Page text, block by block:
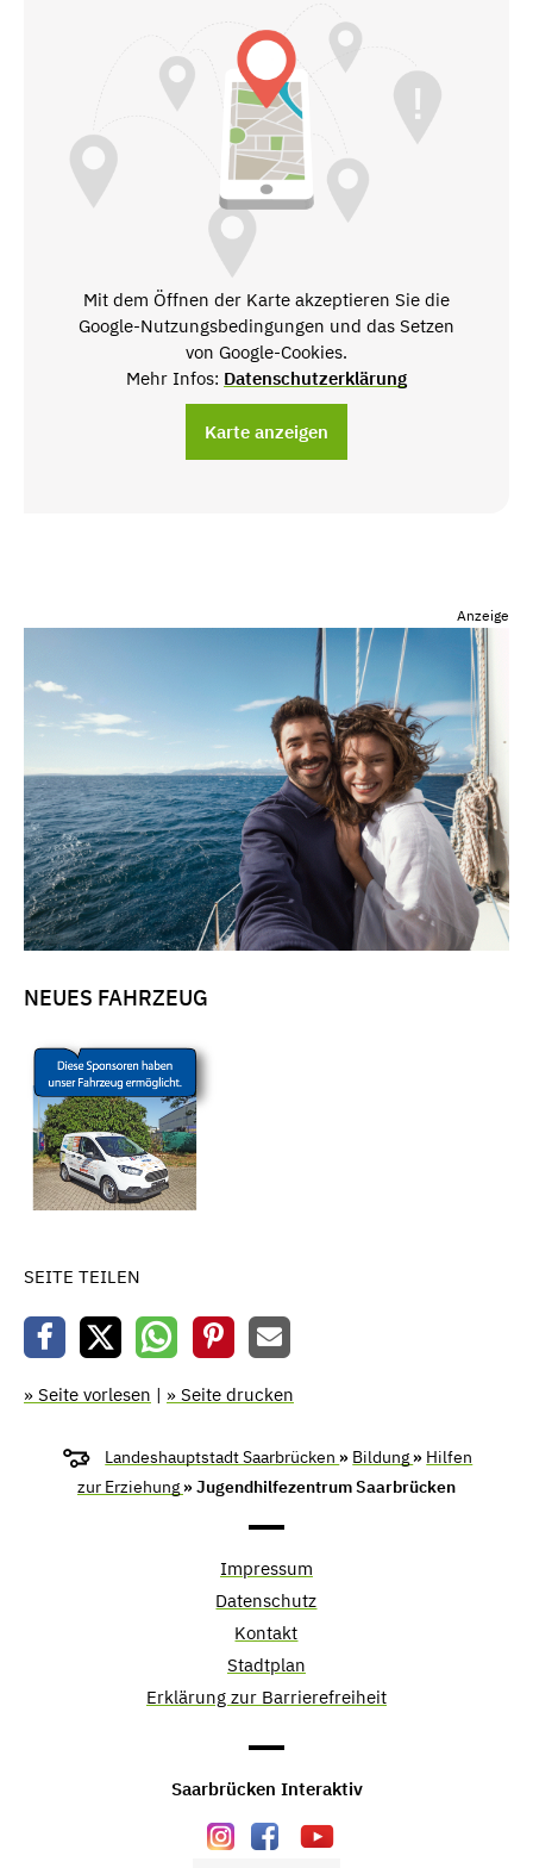
Mit dem Öffnen der Karte akzeptieren Sie die
Google-Nutzungsbedingungen und das Setzen
von Google-Cookies.
Mehr Infos: Datenschutzerklärung
Karte anzeigen
Anzeige
NEUES FAHRZEUG
SEITE TEILEN
» Seite vorlesen | » Seite drucken
Landeshauptstadt Saarbrücken » Bildung » Hilfen
zur Erziehung » Jugendhilfezentrum Saarbrücken
Impressum
Datenschutz
Kontakt
Stadtplan
Erklärung zur Barrierefreiheit
Saarbrücken Interaktiv